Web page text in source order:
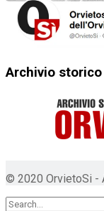
Archivio storico
© 2020 OrvietoSi -